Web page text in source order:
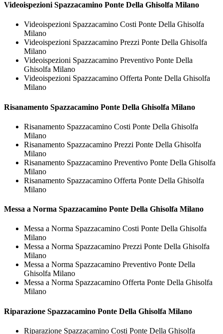
Videoispezioni Spazzacamino Ponte Della Ghisolfa Milano
Videoispezioni Spazzacamino Costi Ponte Della Ghisolfa
Milano
Videoispezioni Spazzacamino Prezzi Ponte Della Ghisolfa
Milano
Videoispezioni Spazzacamino Preventivo Ponte Della
Ghisolfa Milano
Videoispezioni Spazzacamino Offerta Ponte Della Ghisolfa
Milano
Risanamento Spazzacamino Ponte Della Ghisolfa Milano
Risanamento Spazzacamino Costi Ponte Della Ghisolfa
Milano
Risanamento Spazzacamino Prezzi Ponte Della Ghisolfa
Milano
Risanamento Spazzacamino Preventivo Ponte Della Ghisolfa
Milano
Risanamento Spazzacamino Offerta Ponte Della Ghisolfa
Milano
Messa a Norma Spazzacamino Ponte Della Ghisolfa Milano
Messa a Norma Spazzacamino Costi Ponte Della Ghisolfa
Milano
Messa a Norma Spazzacamino Prezzi Ponte Della Ghisolfa
Milano
Messa a Norma Spazzacamino Preventivo Ponte Della
Ghisolfa Milano
Messa a Norma Spazzacamino Offerta Ponte Della Ghisolfa
Milano
Riparazione Spazzacamino Ponte Della Ghisolfa Milano
Riparazione Spazzacamino Costi Ponte Della Ghisolfa